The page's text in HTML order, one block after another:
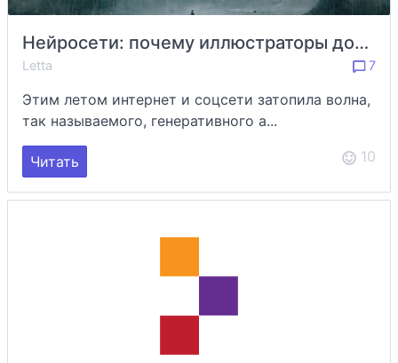
Нейросети: почему иллюстраторы должны быть в ужасе, либо искать другую работу
Letta 7
Этим летом интернет и соцсети затопила волна,
так называемого, генеративного а...
Читать 10